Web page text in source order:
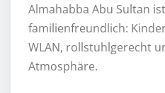
Almahabba Abu Sultan
familienfreundlich:
WLAN, rollstuhlgerecht
Atmosphäre.